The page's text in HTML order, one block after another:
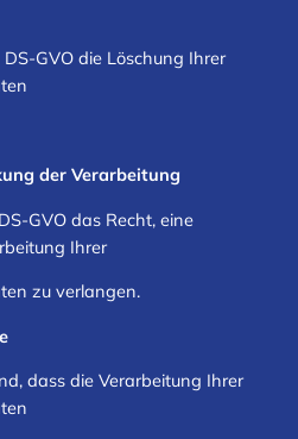
GVO die Löschung Ihrer
der Verarbeitung
GVO das Recht, eine
Ihrer
zu verlangen.
dass die Verarbeitung Ihrer